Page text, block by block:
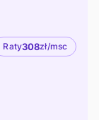
Raty308zł/msc